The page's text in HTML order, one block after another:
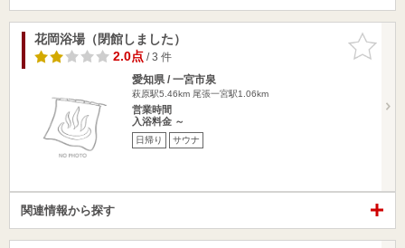
お気に入
りに追加
花岡浴場（閉館しました）
2.0点/ 3 件
愛知県 / 一宮市泉
萩原駅5.46km 尾張一宮駅1.06km
営業時間
入浴料金 ～
日帰り サウナ
関連情報から探す